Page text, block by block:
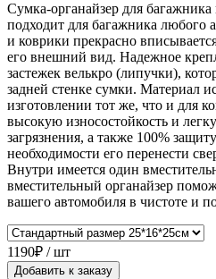
Сумка-органайзер для
подходит для багажника любого
и коврики прекрасно
его внешний вид. Надежное
застежек велькро (липучки),
задней стенке сумки. Материал
изготовлении тот же, что и для
высокую износостойкость и
загрязнения, а также 100%
необходимости его перенести
Внутри имеется один
вместительный органайзер
вашего автомобиля в чистоте и
1190₽ / шт
Добавить к заказу